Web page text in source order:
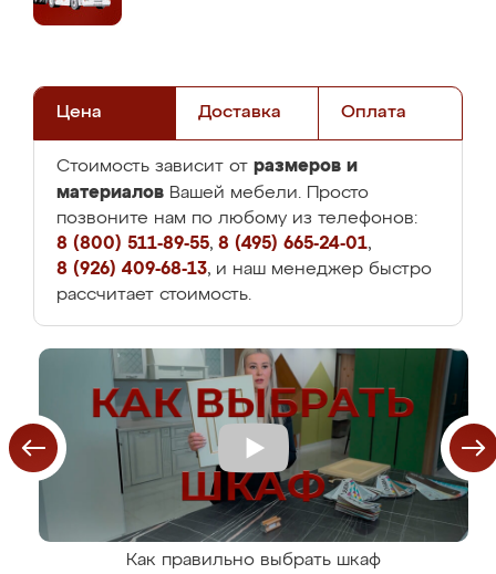
Цена Доставка Оплата
Стоимость зависит от размеров и
материалов Вашей мебели. Просто
позвоните нам по любому из телефонов:
8 (800) 511-89-55, 8 (495) 665-24-01,
8 (926) 409-68-13, и наш менеджер быстро
рассчитает стоимость.
Как правильно выбрать шкаф